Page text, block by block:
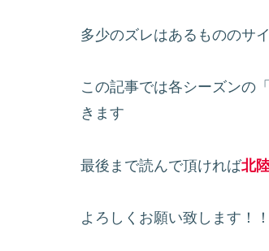
多少のズレはあるもののサ
この記事では各シーズンの
きます
最後まで読んで頂ければ北
よろしくお願い致します！！